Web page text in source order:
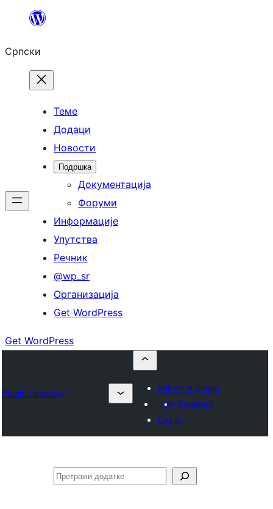
Скочи
садржај
Српски
Теме
Додаци
Новости
Подршка
Документација
Форуми
Информације
Упутства
Речник
@wp_sr
Организација
Get WordPress
Get WordPress
Plugin Directory
Submit a plugin
My favorites
Log in
Претрага